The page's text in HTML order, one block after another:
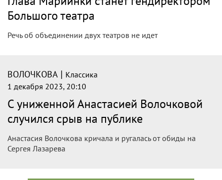
Большого театра
Речь об объединении двух театров не идет
ВОЛОЧКОВА | Классика
1 декабря 2023, 20:10
С униженной Анастасией Волочковой
случился срыв на публике
Анастасия Волочкова кричала и ругалась от обиды на
Сергея Лазарева